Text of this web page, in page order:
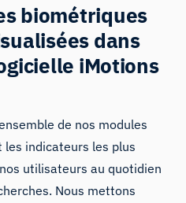
biométriques
dans
iMotions
de nos modules
indicateurs les plus
utilisateurs au quotidien
Nous mettons